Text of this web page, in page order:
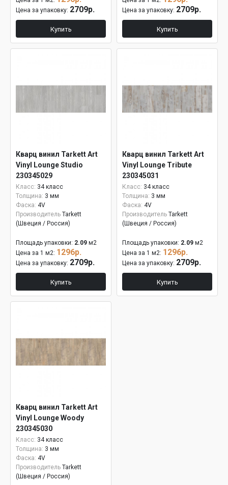
Цена за упаковку: 2709р.
Купить
Цена за упаковку: 2709р.
Купить
Кварц винил Tarkett Art
Vinyl Lounge Studio
230345029
Класс: 34 класс
Толщина: 3 мм
Фаска: 4V
Производитель Tarkett
(Швеция / Россия)
Площадь упаковки: 2.09 м2
Цена за 1 м2: 1296р.
Цена за упаковку: 2709р.
Купить
Кварц винил Tarkett Art
Vinyl Lounge Tribute
230345031
Класс: 34 класс
Толщина: 3 мм
Фаска: 4V
Производитель Tarkett
(Швеция / Россия)
Площадь упаковки: 2.09 м2
Цена за 1 м2: 1296р.
Цена за упаковку: 2709р.
Купить
Кварц винил Tarkett Art
Vinyl Lounge Woody
230345030
Класс: 34 класс
Толщина: 3 мм
Фаска: 4V
Производитель Tarkett
(Швеция / Россия)